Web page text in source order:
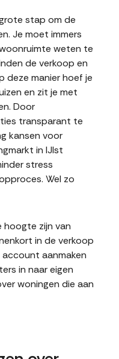
stap om de
Je moet immers
weten te
de verkoop en
deze manier hoef je
en zit je met
Door
transparant te
kansen voor
in IJlst
stress
Wel zo
hoogte zijn van
in de verkoop
aanmaken
in naar eigen
woningen die aan